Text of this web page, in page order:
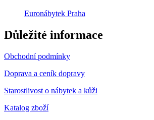
Euronábytek Praha
Důležité informace
Obchodní podmínky
Doprava a ceník dopravy
Starostlivost o nábytek a kůži
Katalog zboží